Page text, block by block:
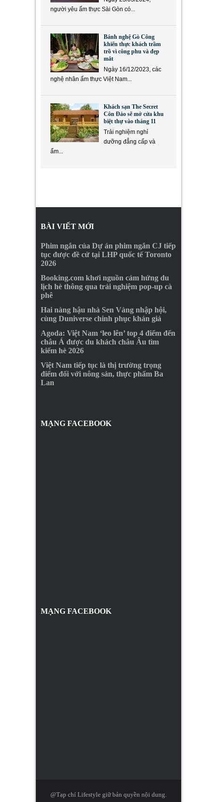
người yêu ẩm thực Sài Gòn có...
Bánh nghệ Gò Công
khiến thực khách trầm
trồ vì công phu và đẹp
mắt
Ngày 16/12/2023, các
nghệ nhân ẩm thực Việt Nam...
Khách sạn The Secret
Côn Đảo sẽ mở cửa khu
biệt thự vào tháng 11
Trải nghiệm nghỉ
dưỡng đẳng cấp và
ẩm...
BÀI VIẾT MỚI
Phim ngắn của Dự án phim ngắn CJ tiếp
tục được đề cử tại LHP quốc tế Toronto
2026
Booking.com khơi nguồn cảm hứng du
lịch hè thông qua trải nghiệm pop-up cà
phê
Hai nàng hậu nhà Sen Vàng nhập hội,
cùng Duniverse chinh phục khán giả
Agoda: Việt Nam ‘leo lên’ top 4 điểm đến
châu Á được du khách châu Âu tìm
kiếm hè 2026
Việt Nam tiếp tục là thị trường trọng
điểm đối với nông sản, thực phẩm Ba
Lan
MẠNG FACEBOOK
MẠNG FACEBOOK
@Tạp chí Lifestyle giữ bản quyền nội dung.